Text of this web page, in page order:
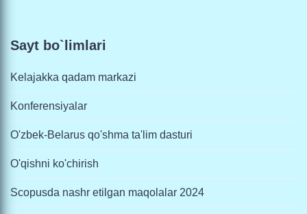
Sayt bo`limlari
Kelajakka qadam markazi
Konferensiyalar
O'zbek-Belarus qo'shma ta'lim dasturi
O'qishni ko'chirish
Scopusda nashr etilgan maqolalar 2024